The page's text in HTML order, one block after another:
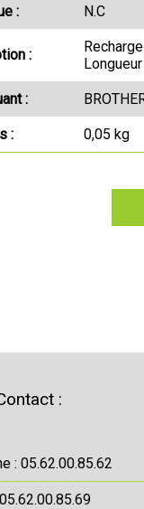
: N.C
:
:
: 0,05 kg
:
: 05.62.00.85.62